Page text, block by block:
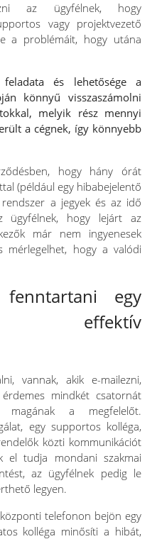
az ügyfélnek, hogy
vagy projektvezető
a problémáit, hogy utána
és lehetősége a
könnyű visszaszámolni
melyik rész mennyi
a cégnek, így könnyebb
hogy hány órát
(például egy hibabejelentő
a jegyek és az idő
ügyfélnek, hogy lejárt az
már nem ingyenesek
mérlegelhet, hogy a valódi
egy
effektív
vannak, akik e-mailezni,
mindkét csatornát
magának a megfelelőt.
egy supportos kolléga,
közti kommunikációt
el tudja mondani szakmai
az ügyfélnek pedig le
legyen.
telefonon bejön egy
kolléga minősíti a hibát,